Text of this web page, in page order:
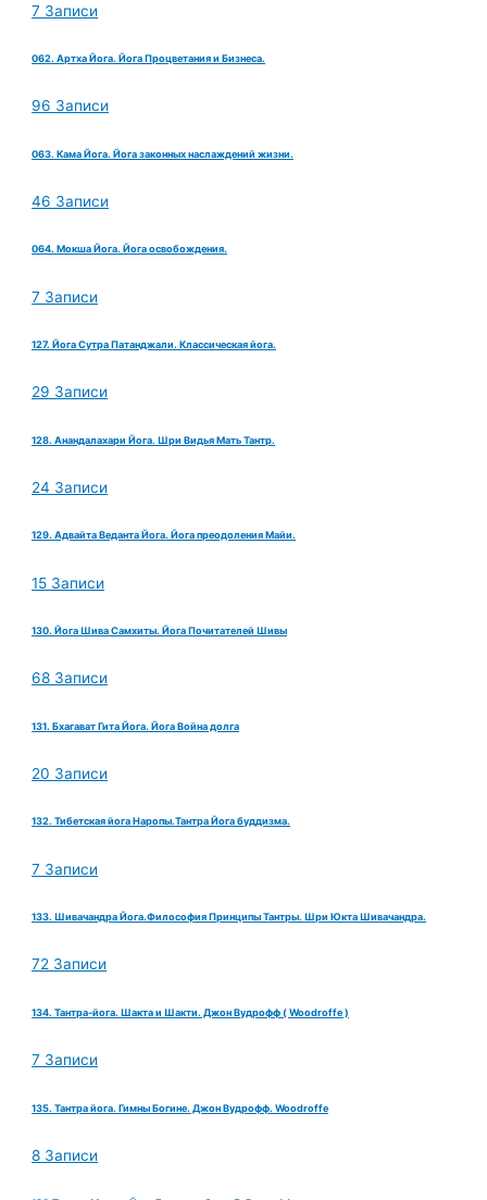
7 Записи
062. Артха Йога. Йога Процветания и Бизнеса.
96 Записи
063. Кама Йога. Йога законных наслаждений жизни.
46 Записи
064. Мокша Йога. Йога освобождения.
7 Записи
127. Йога Сутра Патанджали. Классическая йога.
29 Записи
128. Анандалахари Йога. Шри Видья Мать Тантр.
24 Записи
129. Адвайта Веданта Йога. Йога преодоления Майи.
15 Записи
130. Йога Шива Самхиты. Йога Почитателей Шивы
68 Записи
131. Бхагават Гита Йога. Йога Война долга
20 Записи
132. Тибетская йога Наропы.Тантра Йога буддизма.
7 Записи
133. Шивачандра Йога.Философия Принципы Тантры. Шри Юкта Шивачандра.
72 Записи
134. Тантра-йога. Шакта и Шакти. Джон Вудрофф ( Woodroffe )
7 Записи
135. Тантра йога. Гимны Богине. Джон Вудрофф. Woodroffe
8 Записи